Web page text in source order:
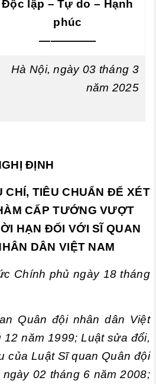
Độc lập – Tự do – Hạnh
phúc
—————
Hà Nội, ngày 03 tháng 3
năm 2025
ĐỊNH
CHÍ, TIÊU CHUẨN ĐỂ XÉT
CẤP TƯỚNG VƯỢT
HẠN ĐỐI VỚI SĨ QUAN
DÂN VIỆT NAM
Chính phủ ngày 18 tháng
Quân đội nhân dân Việt
năm 1999; Luật sửa đổi,
của Luật Sĩ quan Quân đội
02 tháng 6 năm 2008;